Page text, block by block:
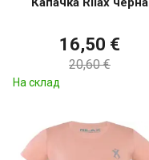
16,50 €
20,60 €
На склад